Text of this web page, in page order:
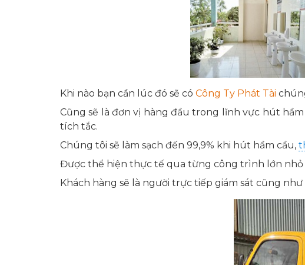
Khi nào bạn cần lúc đó sẽ có Công Ty Phát Tài
Cũng sẽ là đơn vị hàng đầu trong lĩnh vực hút
tích tắc.
Chúng tôi sẽ làm sạch đến 99,9% khi hút hầm cầu,
Được thể hiện thực tế qua từng công trình lớn nhỏ
Khách hàng sẽ là người trực tiếp giám sát cũng